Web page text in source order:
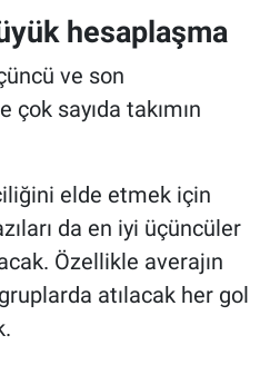
hesaplaşma
ve son
sayıda takımın
elde etmek için
da en iyi üçüncüler
Özellikle averajın
atılacak her gol